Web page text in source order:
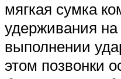
мягкая сумка
удерживания на
выполнении
этом позвонки